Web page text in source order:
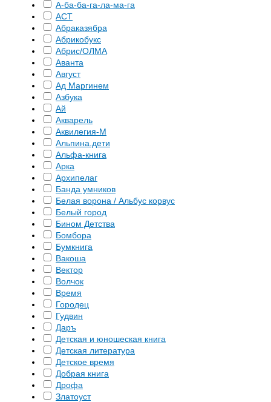
А-ба-ба-га-ла-ма-га
АСТ
Абраказябра
Абрикобукс
Абрис/ОЛМА
Аванта
Август
Ад Маргинем
Азбука
Ай
Акварель
Аквилегия-М
Альпина.дети
Альфа-книга
Арка
Архипелаг
Банда умников
Белая ворона / Альбус корвус
Белый город
Бином Детства
Бомбора
Бумкнига
Вакоша
Вектор
Волчок
Время
Городец
Гудвин
Даръ
Детская и юношеская книга
Детская литература
Детское время
Добрая книга
Дрофа
Златоуст